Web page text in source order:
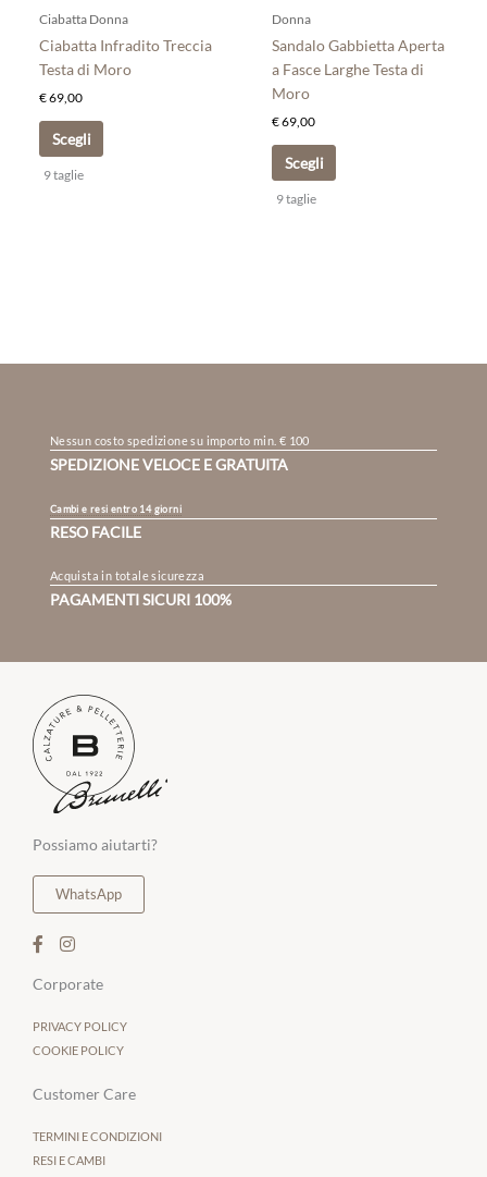
Ciabatta Donna
Ciabatta Infradito Treccia
Testa di Moro
€69,00
Scegli
scelte
nella
pagina
9 taglie
Donna
Sandalo Gabbietta Aperta
a Fasce Larghe Testa di
Moro
€69,00
Scegli
nella
pagina
9 taglie
Nessun costo spedizione su importo min. € 100
SPEDIZIONE VELOCE E GRATUITA
Cambi e resi entro 14 giorni
RESO FACILE
Acquista in totale sicurezza
PAGAMENTI SICURI 100%
Possiamo aiutarti?
WhatsApp
Corporate
PRIVACY POLICY
COOKIE POLICY
Customer Care
TERMINI E CONDIZIONI
RESI E CAMBI